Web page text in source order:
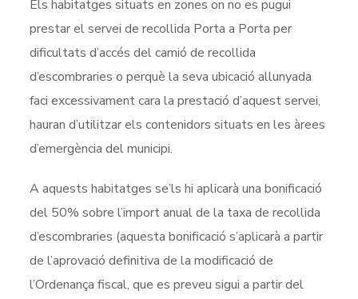
Els habitatges situats en zones on no es pugui
prestar el servei de recollida Porta a Porta per
dificultats d’accés del camió de recollida
d’escombraries o perquè la seva ubicació allunyada
faci excessivament cara la prestació d’aquest servei,
hauran d’utilitzar els contenidors situats en les àrees
d’emergència del municipi.
A aquests habitatges se’ls hi aplicarà una bonificació
del 50% sobre l’import anual de la taxa de recollida
d’escombraries (aquesta bonificació s’aplicarà a partir
de l’aprovació definitiva de la modificació de
l’Ordenança fiscal, que es preveu sigui a partir del